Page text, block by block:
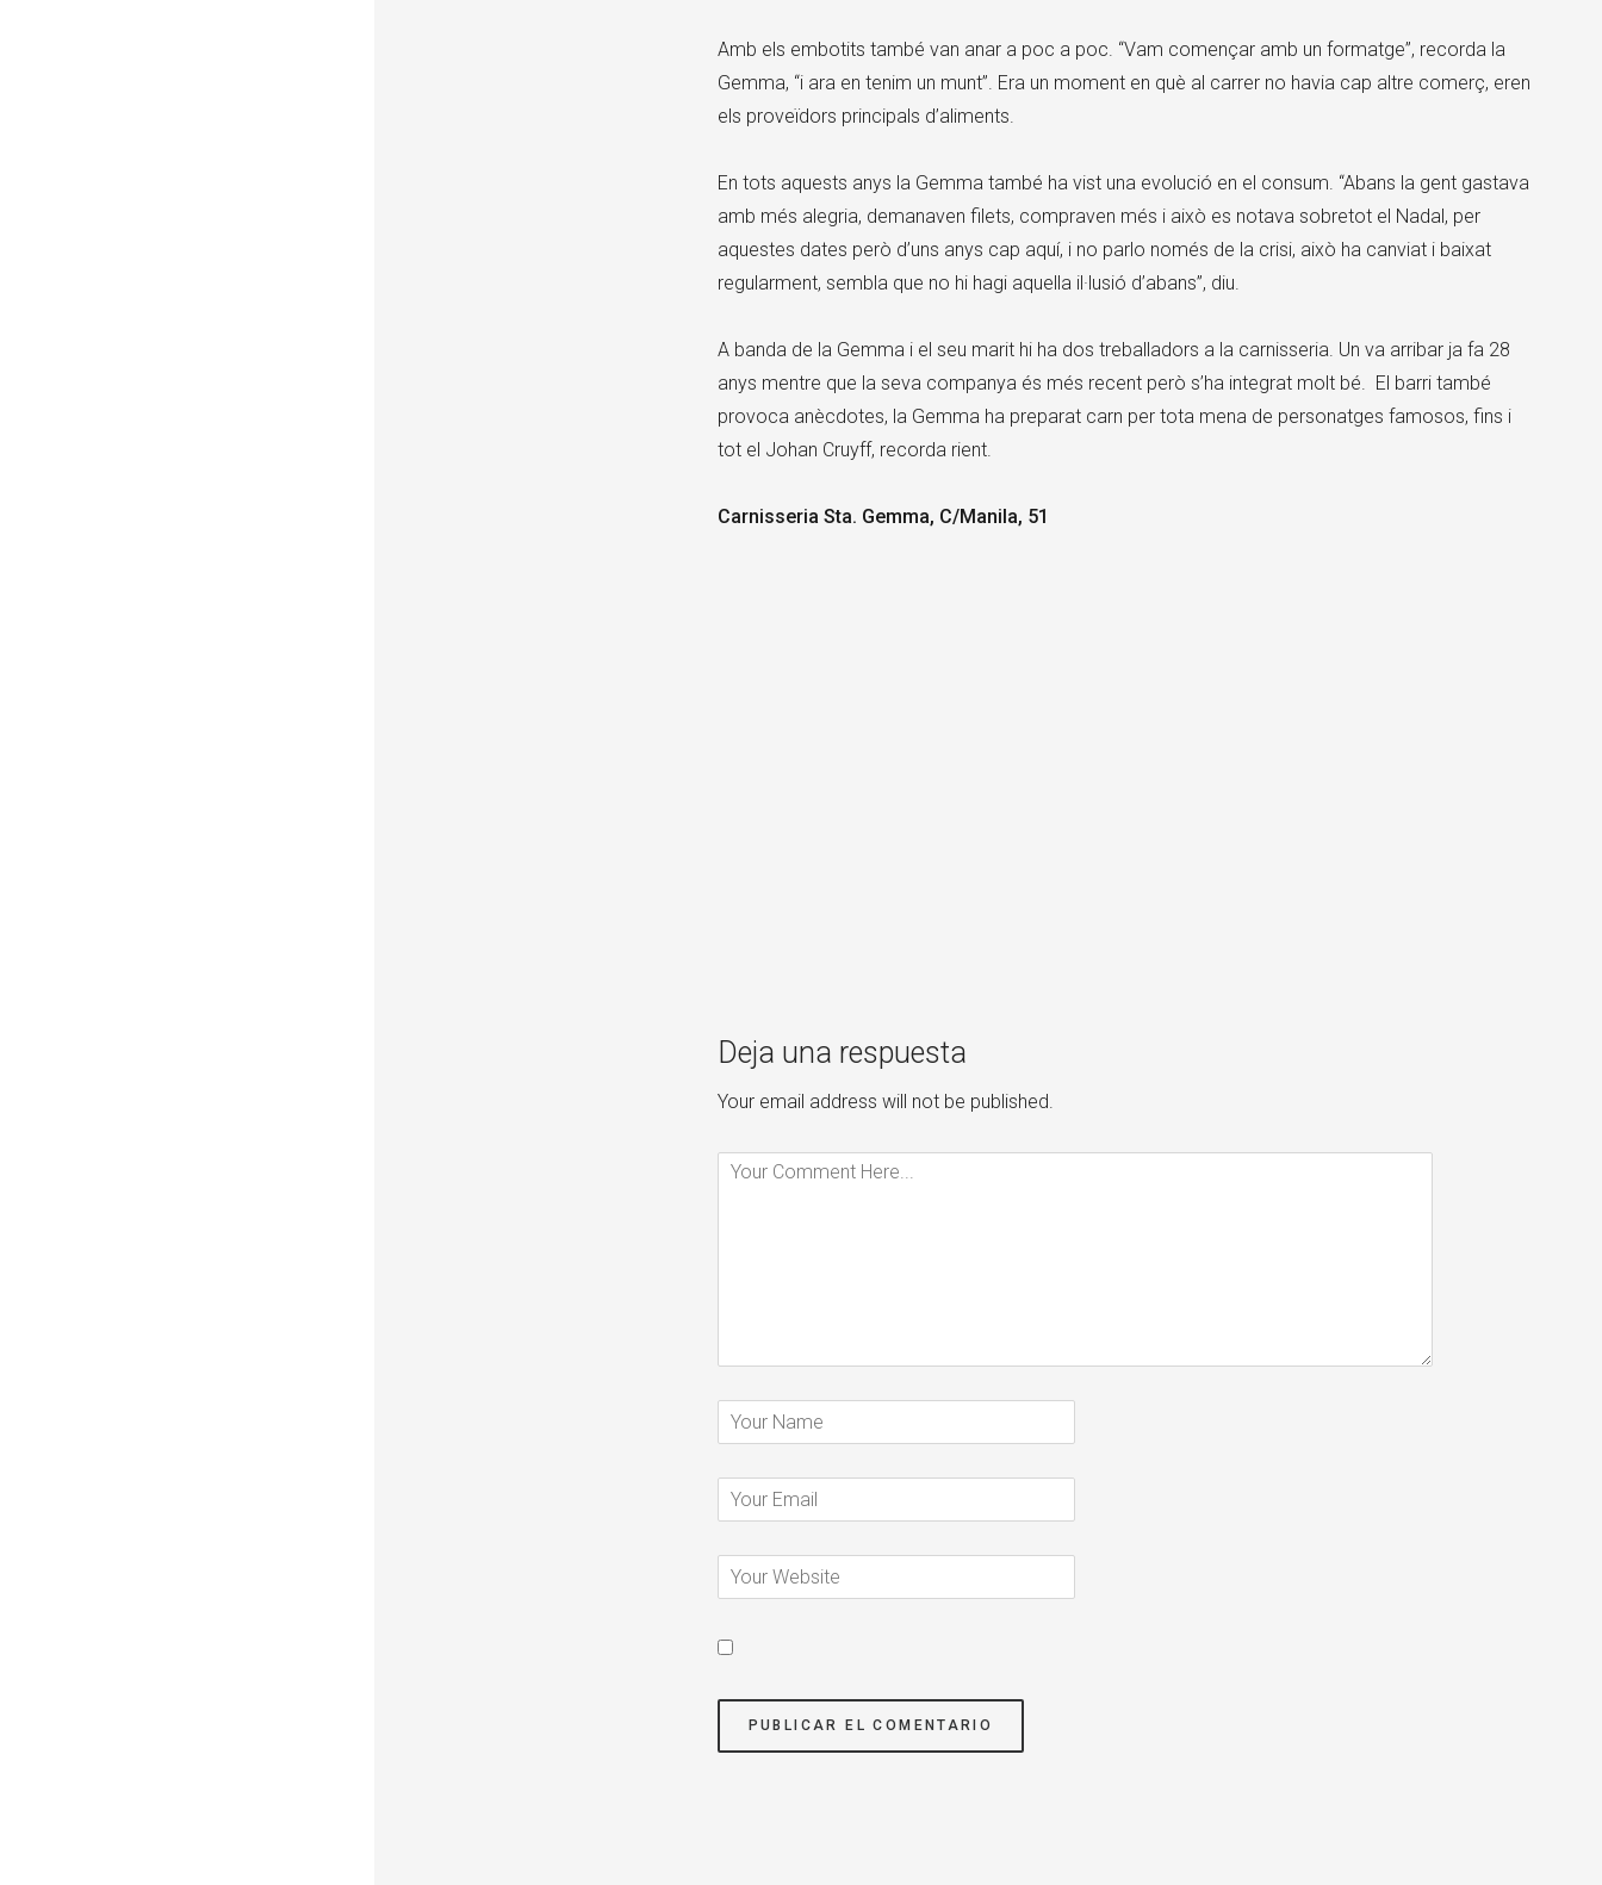
Amb els embotits també van anar a poc a poc. “Vam començar amb un formatge”, recorda la
Gemma, “i ara en tenim un munt”. Era un moment en què al carrer no havia cap altre comerç, eren
els proveïdors principals d’aliments.
En tots aquests anys la Gemma també ha vist una evolució en el consum. “Abans la gent gastava
amb més alegria, demanaven filets, compraven més i això es notava sobretot el Nadal, per
aquestes dates però d’uns anys cap aquí, i no parlo només de la crisi, això ha canviat i baixat
regularment, sembla que no hi hagi aquella il·lusió d’abans”, diu.
A banda de la Gemma i el seu marit hi ha dos treballadors a la carnisseria. Un va arribar ja fa 28
anys mentre que la seva companya és més recent però s’ha integrat molt bé. El barri també
provoca anècdotes, la Gemma ha preparat carn per tota mena de personatges famosos, fins i
tot el Johan Cruyff, recorda rient.
Carnisseria Sta. Gemma, C/Manila, 51
Deja una respuesta
Your email address will not be published.